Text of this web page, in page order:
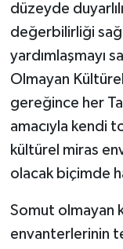
düzeyde
değerbilirliği
yardımlaşmayı
Olmayan
gereğince her
amacıyla kendi
kültürel miras
olacak biçimde
Somut olmayan
envanterlerinin